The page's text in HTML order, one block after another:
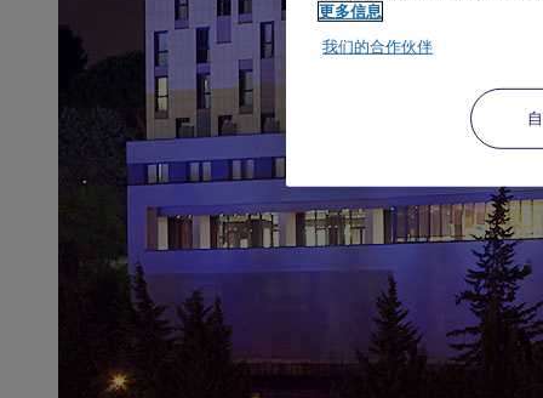
更多信息
我们的合作伙伴